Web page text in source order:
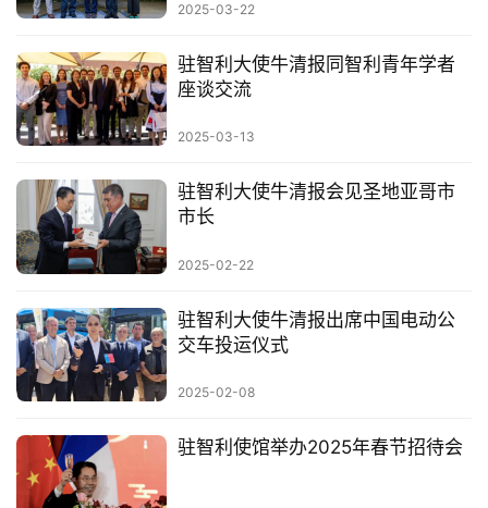
2025-03-22
驻智利大使牛清报同智利青年学者
座谈交流
2025-03-13
驻智利大使牛清报会见圣地亚哥市
市长
2025-02-22
驻智利大使牛清报出席中国电动公
交车投运仪式
2025-02-08
驻智利使馆举办2025年春节招待会